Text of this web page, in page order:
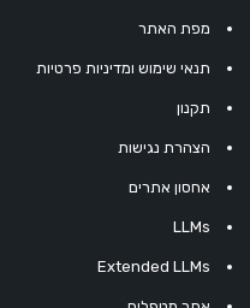
מפת האתר
תנאי שימוש ומדיניות פרטיות
תקנון
הצהרת נגישות
אחסון אתרים
LLMs
Extended LLMs